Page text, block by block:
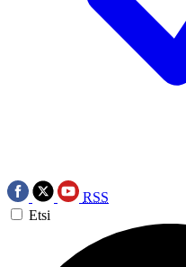
RSS
Etsi